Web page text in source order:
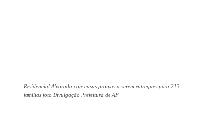
Residencial Alvorada com casas prontas a serem entregues para 213
famílias foto Divulgação Prefeitura de AF